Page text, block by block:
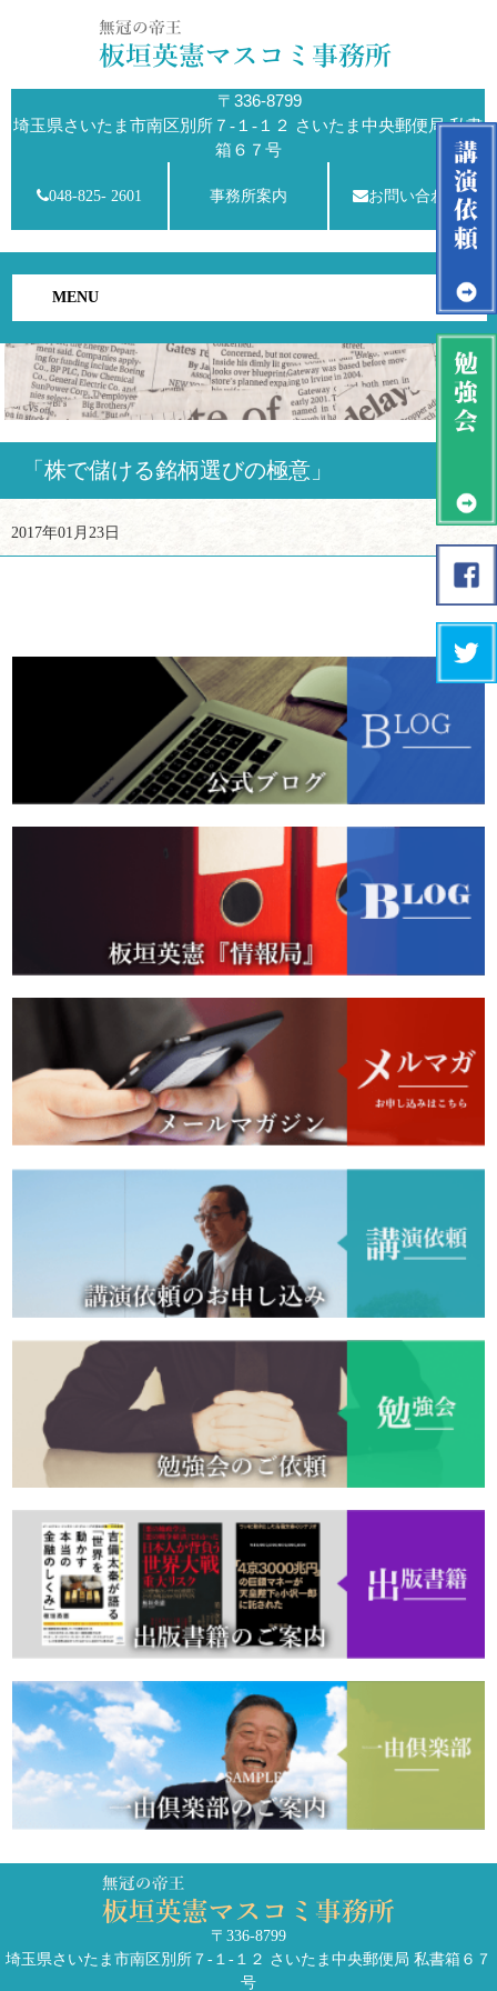
〒336-8799
埼玉県さいたま市南区別所７-１-１２ さいたま中央郵便局 私書
箱６７号
048-825- 2601 事務所案内 お問い合わせ
MENU
「株で儲ける銘柄選びの極意」
2017年01月23日
〒336-8799
埼玉県さいたま市南区別所７-１-１２ さいたま中央郵便局 私書箱６７
号